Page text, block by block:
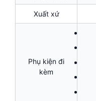
Xuất xứ
Phụ kiện đi
kèm